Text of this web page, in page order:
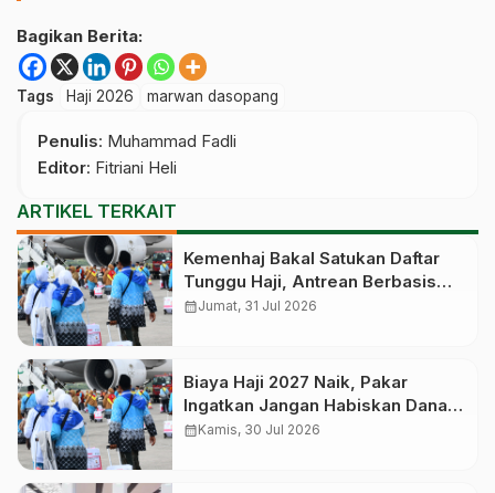
Bagikan Berita:
Tags Haji 2026 marwan dasopang
Penulis: Muhammad Fadli
Editor: Fitriani Heli
ARTIKEL TERKAIT
Kemenhaj Bakal Satukan Daftar
Tunggu Haji, Antrean Berbasis
Nasional dan Bukan Lagi Provinsi
calendar_monthJumat, 31 Jul 2026
Biaya Haji 2027 Naik, Pakar
Ingatkan Jangan Habiskan Dana
Manfaat Jutaan Calon Jemaah
calendar_monthKamis, 30 Jul 2026